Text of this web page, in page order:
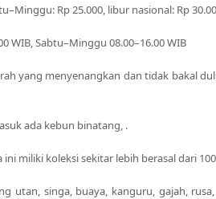
Rp 25.000, libur nasional: Rp
WIB, Sabtu–Minggu 08.00–16.00 WIB
yang menyenangkan dan tidak bakal
ada kebun binatang, .
miliki koleksi sekitar lebih berasal dari
utan, singa, buaya, kanguru, gajah,